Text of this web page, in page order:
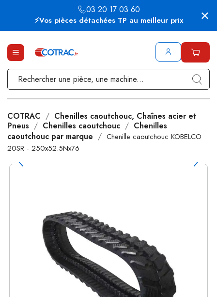
⚡Vos pièces détachées TP au meilleur prix
03 20 17 03 60
COTRAC
Chenilles caoutchouc, Chaînes acier et
Pneus
Chenilles caoutchouc
Chenilles
caoutchouc par marque
Chenille caoutchouc KOBELCO
20SR - 250x52.5Nx76